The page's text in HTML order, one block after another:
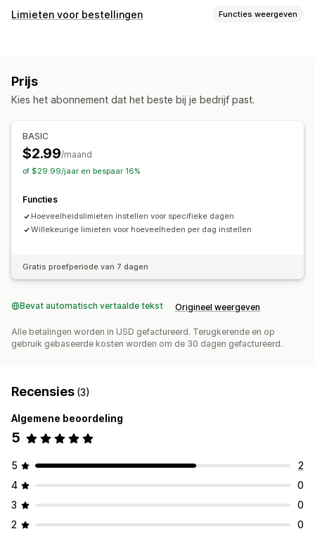
Voorraadbeheer
Inkooporders
Meldingen en analytics
Limieten voor bestellingen Functies weergeven
Minimum aantal
Aankoopfrequentie
Winkelwagenmeldingen
Pop-ups
Aangepaste berichten
Prijs
Kies het abonnement dat het beste bij je bedrijf past.
BASIC
$2.99/maand
of $29.99/jaar en bespaar 16%
Functies
Hoeveelheidslimieten instellen voor specifieke dagen
Willekeurige limieten voor hoeveelheden per dag instellen
Gratis proefperiode van 7 dagen
Bevat automatisch vertaalde tekst Origineel weergeven
Alle betalingen worden in USD gefactureerd. Terugkerende en op
gebruik gebaseerde kosten worden om de 30 dagen gefactureerd.
Recensies (3)
Algemene beoordeling
5
5
2
4
0
3
0
2
0